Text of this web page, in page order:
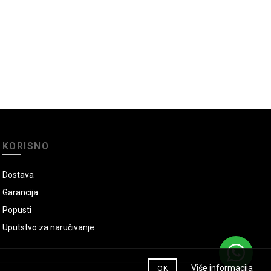
KORISNO
Dostava
Garancija
Popusti
Uputstvo za naručivanje
OK Više informacija